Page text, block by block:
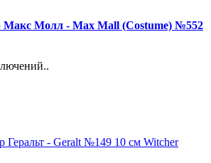
Макс Молл - Max Mall (Costume) №552